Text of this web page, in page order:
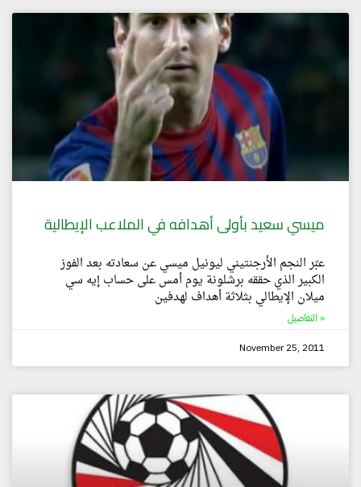
ميسي سعيد بأولى أهدافه في الملاعب الإيطالية
عبّر النجم الأرجنتيني ليونيل ميسي عن سعادته بعد الفوز
الكبير الذي حققه برشلونة يوم أمس على حساب إيه سي
ميلان الإيطالي بثلاثة أهداف لهدفين
التفاصيل »
November 25, 2011